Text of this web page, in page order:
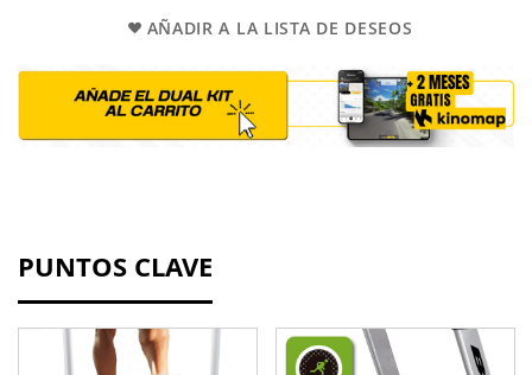
AÑADIR A LA LISTA DE DESEOS
PUNTOS CLAVE